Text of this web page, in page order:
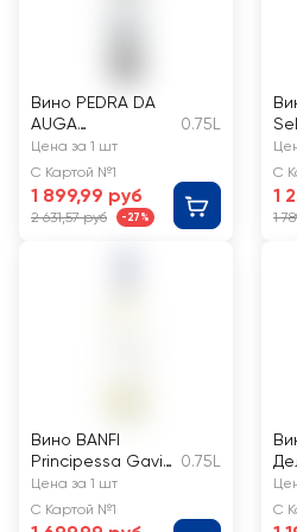
Вино PEDRA DA
AUGA
Альбариньо Риас
Байшас
ординарное
сортовое белое
сухое
0.75L
Цена за 1 шт
С Картой №1
1 899,99 руб
2 631,57 руб -27%
С
1
1
Вино BANFI
Principessa Gavia
Gavi ординарное
сортовое белое
сухое
0.75L
Цена за 1 шт
С Картой №1
С